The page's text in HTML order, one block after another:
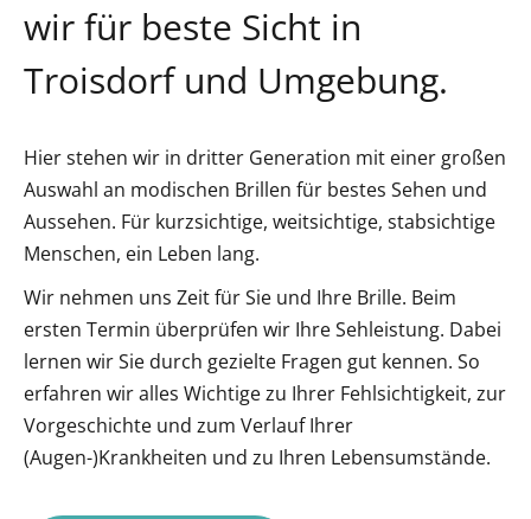
wir für beste Sicht in
Troisdorf und Umgebung.
Hier stehen wir in dritter Generation mit einer großen
Auswahl an modischen Brillen für bestes Sehen und
Aussehen. Für kurzsichtige, weitsichtige, stabsichtige
Menschen, ein Leben lang.
Wir nehmen uns Zeit für Sie und Ihre Brille. Beim
ersten Termin überprüfen wir Ihre Sehleistung. Dabei
lernen wir Sie durch gezielte Fragen gut kennen. So
erfahren wir alles Wichtige zu Ihrer Fehlsichtigkeit, zur
Vorgeschichte und zum Verlauf Ihrer
(Augen-)Krankheiten und zu Ihren Lebensumstände.